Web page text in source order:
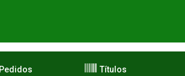
Títulos